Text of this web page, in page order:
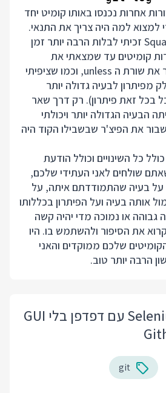
אחרות נכנסו באותו קומיט יחד
בזכות ה Squash Commit זכיתי לבלות הרבה יותר זמן
קומיטים עד שמצאתי את
הקומיט שהכיל במקור את שורת ה unless, וכמו שציפיתי
מפיתרון לבעיה גדולה יותר
בכל זאת פיתרון). רק דרך שאר
הבעיה הגדולה יותר ויכולתי
את הפיצ'ר שבשבילו הקוד היה
כל השינויים וכולל הודעת
שולחים לאני העתידי שלכם,
בעיה שהתמודדתם איתה, על
אותה בעיה ועל הפיתרון בכללותו
גבוהה או נמוכה מדי יהיה קשה
את הסיפור ולהשתמש בו. היו
שלכם ממוקדים והאני
הרבה יותר טוב.
איך להפעיל Selenium עם דפדפן בלי GUI
git